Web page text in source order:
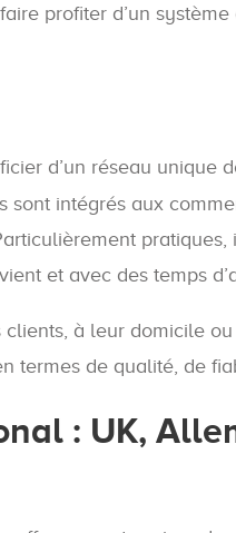
profiter d’un
d’un réseau unique
intégrés aux
et avec des temps
à leur domicile
termes de qualité, de
: UK,